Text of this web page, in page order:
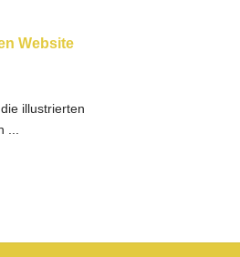
Website
illustrierten
...